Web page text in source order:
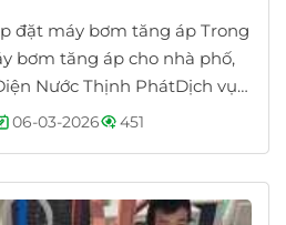
máy bơm tăng áp Trong
bơm tăng áp cho nhà phố,
Nước Thịnh PhátDịch vụ
áp cho nhà...
06-03-2026 451